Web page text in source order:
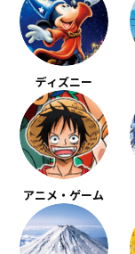
ディズニー
アニメ・ゲーム